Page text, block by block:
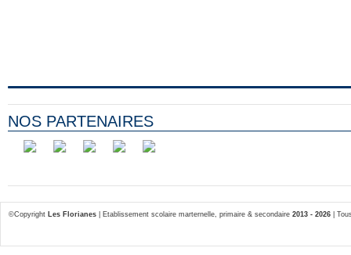
NOS PARTENAIRES
©Copyright Les Florianes | Etablissement scolaire marternelle, primaire & secondaire 2013 - 2026 |